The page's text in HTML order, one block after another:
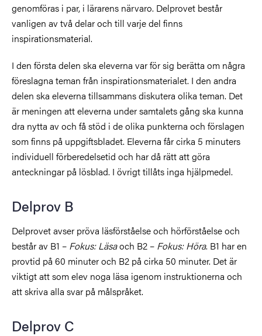
genomföras i par, i lärarens närvaro. Delprovet består
vanligen av två delar och till varje del finns
inspirationsmaterial.
I den första delen ska eleverna var för sig berätta om några
föreslagna teman från inspirationsmaterialet. I den andra
delen ska eleverna tillsammans diskutera olika teman. Det
är meningen att eleverna under samtalets gång ska kunna
dra nytta av och få stöd i de olika punkterna och förslagen
som finns på uppgiftsbladet. Eleverna får cirka 5 minuters
individuell förberedelsetid och har då rätt att göra
anteckningar på lösblad. I övrigt tillåts inga hjälpmedel.
Delprov B
Delprovet avser pröva läsförståelse och hörförståelse och
består av B1 – Fokus: Läsaoch B2 – Fokus: Höra. B1 har en
provtid på 60 minuter och B2 på cirka 50 minuter. Det är
viktigt att som elev noga läsa igenom instruktionerna och
att skriva alla svar på målspråket.
Delprov C